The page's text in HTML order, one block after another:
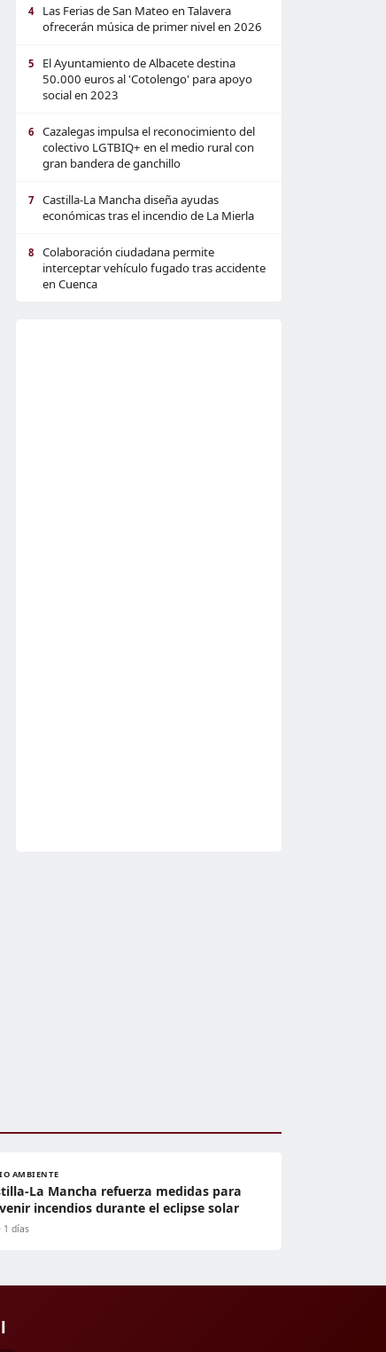
4
Las Ferias de San Mateo en Talavera
ofrecerán música de primer nivel en 2026
5
El Ayuntamiento de Albacete destina
50.000 euros al 'Cotolengo' para apoyo
social en 2023
6
Cazalegas impulsa el reconocimiento del
colectivo LGTBIQ+ en el medio rural con
gran bandera de ganchillo
7
Castilla-La Mancha diseña ayudas
económicas tras el incendio de La Mierla
8
Colaboración ciudadana permite
interceptar vehículo fugado tras accidente
en Cuenca
AMBIENTE
La Mancha refuerza medidas para
incendios durante el eclipse solar
1 días